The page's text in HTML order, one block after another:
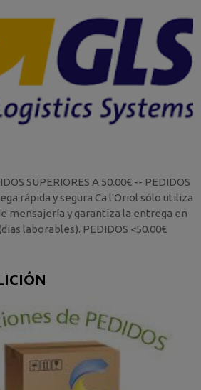
SUPERIORES A 50.00€ -- PEDIDOS
rápida y segura Ca l'Oriol sólo utiliza
mensajería y garantiza la entrega en
laborables). PEDIDOS <50.00€